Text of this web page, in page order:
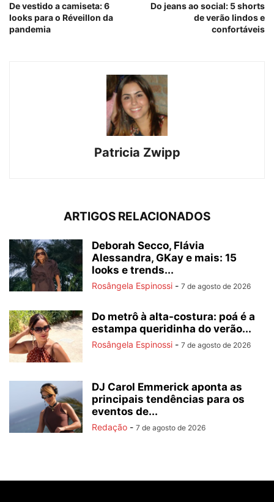
De vestido a camiseta: 6
looks para o Réveillon da
pandemia
Do jeans ao social: 5 shorts
de verão lindos e
confortáveis
Patricia Zwipp
ARTIGOS RELACIONADOS
Deborah Secco, Flávia
Alessandra, GKay e mais: 15
looks e trends...
Rosângela Espinossi - 7 de agosto de 2026
Do metrô à alta-costura: poá é a
estampa queridinha do verão...
Rosângela Espinossi - 7 de agosto de 2026
DJ Carol Emmerick aponta as
principais tendências para os
eventos de...
Redação - 7 de agosto de 2026